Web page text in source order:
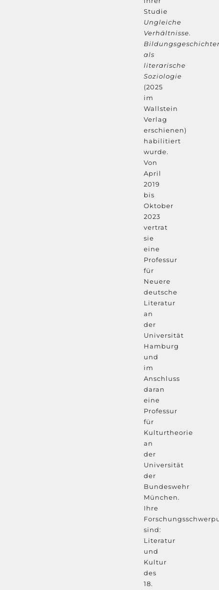
Studie
Ungleiche
Verhältnisse.
als
literarische
Soziologie
(2025
im
Wallstein
Verlag
erschienen)
habilitiert
wurde.
Von
April
2019
bis
Oktober
2023
vertrat
sie
eine
Professur
für
Neuere
deutsche
Literatur
an
der
Universität
Hamburg
und
im
Anschluss
daran
eine
Professur
für
Kulturtheorie
an
der
Universität
der
Bundeswehr
München.
Ihre
sind:
Literatur
und
Kultur
des
18.